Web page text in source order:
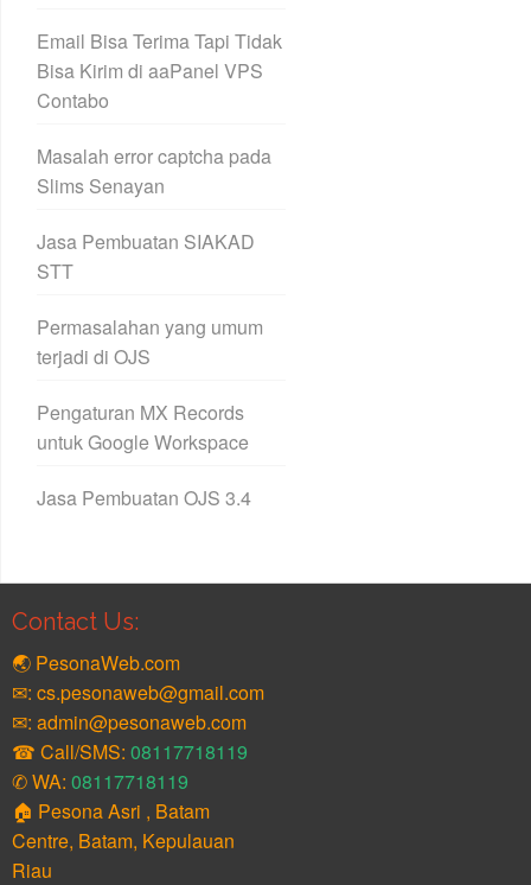
Email Bisa Terima Tapi Tidak
Bisa Kirim di aaPanel VPS
Contabo
Masalah error captcha pada
Slims Senayan
Jasa Pembuatan SIAKAD
STT
Permasalahan yang umum
terjadi di OJS
Pengaturan MX Records
untuk Google Workspace
Jasa Pembuatan OJS 3.4
Contact Us:
🌏 PesonaWeb.com
✉: cs.pesonaweb@gmail.com
✉: admin@pesonaweb.com
☎ Call/SMS: 08117718119
✆ WA: 08117718119
🏠 Pesona Asri , Batam
Centre, Batam, Kepulauan
Riau